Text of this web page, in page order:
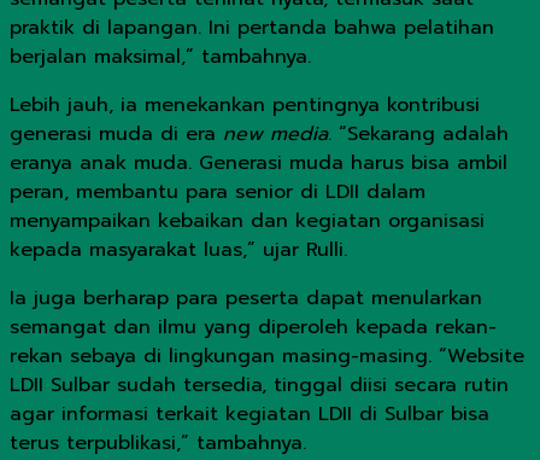
praktik di lapangan. Ini pertanda bahwa pelatihan
berjalan maksimal,” tambahnya.
Lebih jauh, ia menekankan pentingnya kontribusi
generasi muda di era new media. “Sekarang adalah
eranya anak muda. Generasi muda harus bisa ambil
peran, membantu para senior di LDII dalam
menyampaikan kebaikan dan kegiatan organisasi
kepada masyarakat luas,” ujar Rulli.
Ia juga berharap para peserta dapat menularkan
semangat dan ilmu yang diperoleh kepada rekan-
rekan sebaya di lingkungan masing-masing. “Website
LDII Sulbar sudah tersedia, tinggal diisi secara rutin
agar informasi terkait kegiatan LDII di Sulbar bisa
terus terpublikasi,” tambahnya.